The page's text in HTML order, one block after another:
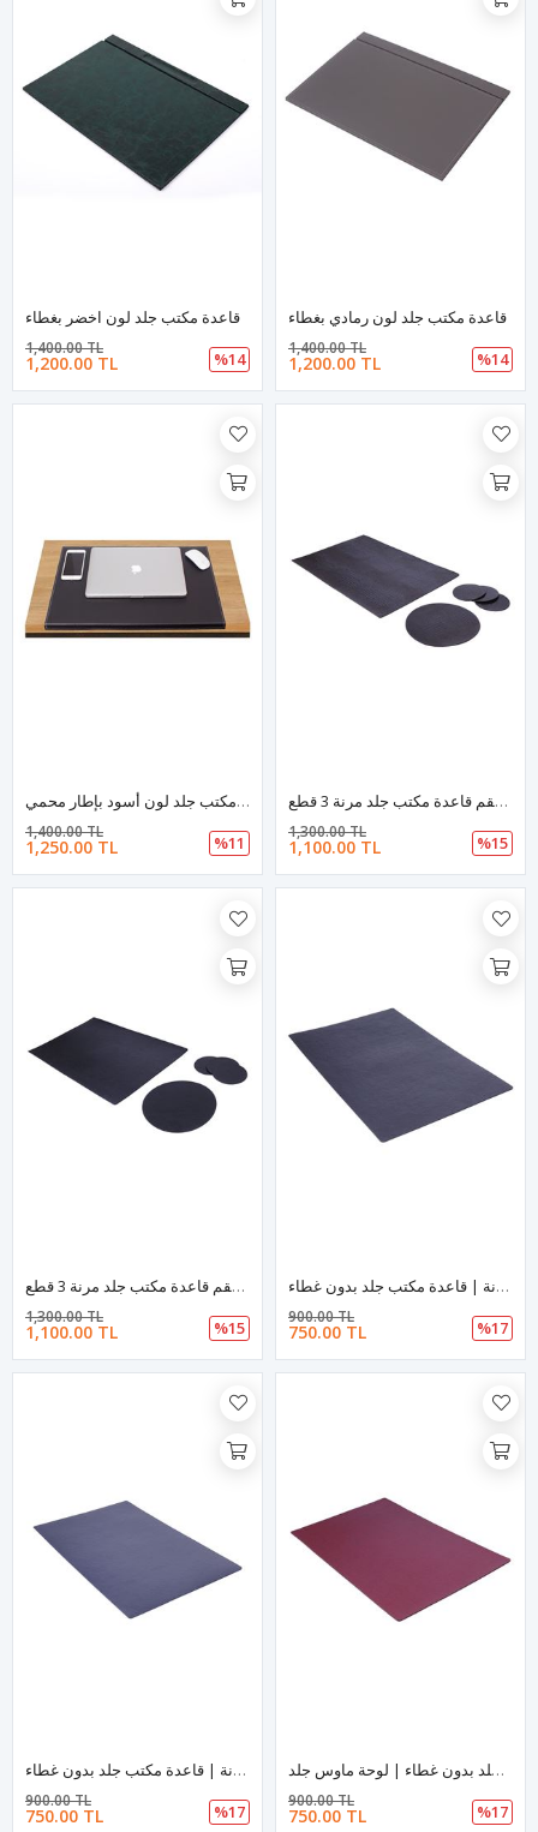
قاعدة مكتب جلد لون اخضر بغطاء
1,200.00 TL
1,400.00 TL
%14
قاعدة مكتب جلد لون رمادي بغطاء
1,200.00 TL
1,400.00 TL
%14
قاعدة طاولة مكتب جلد لون أسود بإطار محمي
1,250.00 TL
1,400.00 TL
%11
طقم قاعدة مكتب جلد 3 قطع | قاعدة مكتب جلد 3 قطع | طقم قاعدة مكتب جلد مرنة 3 قطع
1,100.00 TL
1,300.00 TL
%15
طقم قاعدة مكتب جلد 3 قطع | قاعدة مكتب جلد 3 قطع | طقم قاعدة مكتب جلد مرنة 3 قطع
1,100.00 TL
1,300.00 TL
%15
قاعدة مكتب جلد | لوحة مكتب جلد | قاعدة مكتب جلد مرنة | قاعدة مكتب جلد بدون غطاء
750.00 TL
900.00 TL
%17
قاعدة مكتب جلد| لوحة مكتب جلد| قاعدة مكتب جلد مرنة | قاعدة مكتب جلد بدون غطاء
750.00 TL
900.00 TL
%17
قاعدة مكتب جلد | قاعدة مكتب جلد مرنة | قاعدة مكتب جلد بدون غطاء | لوحة ماوس جلد
750.00 TL
900.00 TL
%17